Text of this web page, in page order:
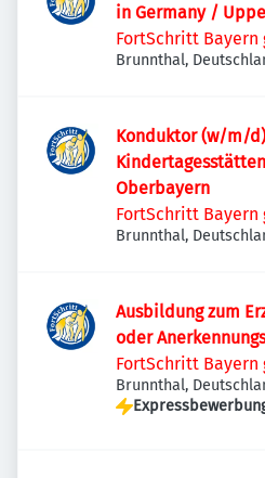
in Germany /
FortSchritt Bayern
Brunnthal,
Konduktor (w/m/
Oberbayern
FortSchritt Bayern
Brunnthal,
Ausbildung zum
oder
FortSchritt Bayern
Brunnthal,